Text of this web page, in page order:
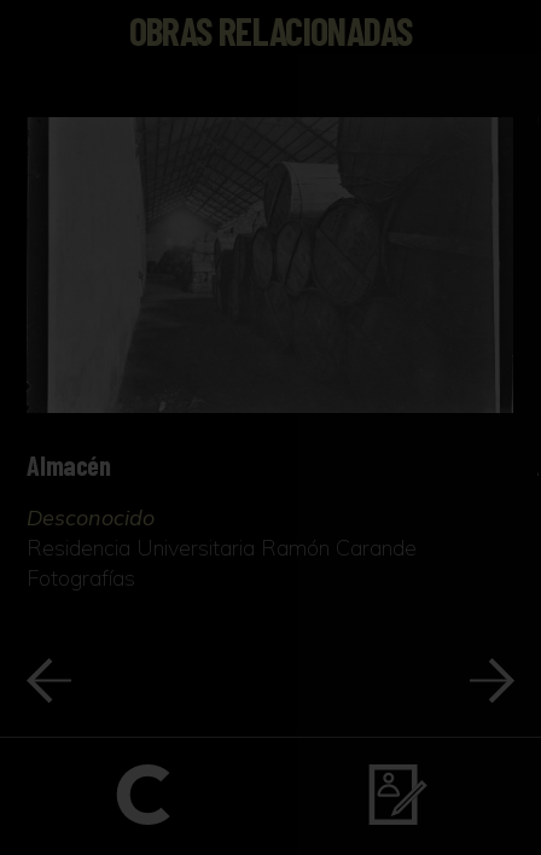
OBRAS RELACIONADAS
Almacén
Desconocido
Residencia Universitaria Ramón Carande
Fotografías